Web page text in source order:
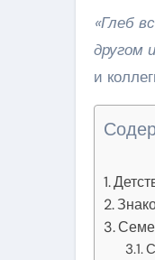
«Глеб
другом
и